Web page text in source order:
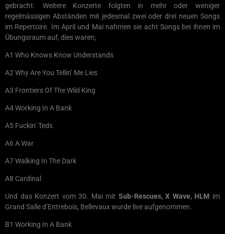
gebracht. Weitere Konzerte folgten in mehr oder weniger
regelmässigen Abständen mit jedesmal zwei oder drei neuen Songs
im Repertoire. Im April und Mai nahmen sie acht Songs bei ihnen im
Übungsraum auf, dies waren;
A1 Who Knows Know Understands
A2 Why Are You Tellin’ Me Lies
A3 Frontiers Of The Wild King
A4 Working In A Bank
A5 Fuckin’ Teds
A6 A War
A7 Walking In The Dark
A8 Cardinal
Und das Konzert vom 30. Mai mit Sub-Rescues, X Wave, HLM im
Grand Salle d’Entrebois, Bellevaux wurde live aufgenommen.
B1 Working In A Bank